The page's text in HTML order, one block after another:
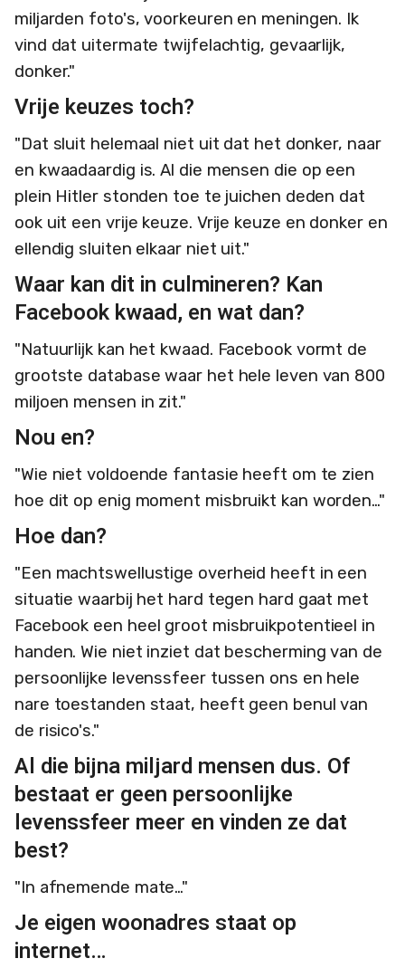
miljarden foto's, voorkeuren en meningen. Ik
vind dat uitermate twijfelachtig, gevaarlijk,
donker."
Vrije keuzes toch?
"Dat sluit helemaal niet uit dat het donker, naar
en kwaadaardig is. Al die mensen die op een
plein Hitler stonden toe te juichen deden dat
ook uit een vrije keuze. Vrije keuze en donker en
ellendig sluiten elkaar niet uit."
Waar kan dit in culmineren? Kan
Facebook kwaad, en wat dan?
"Natuurlijk kan het kwaad. Facebook vormt de
grootste database waar het hele leven van 800
miljoen mensen in zit."
Nou en?
"Wie niet voldoende fantasie heeft om te zien
hoe dit op enig moment misbruikt kan worden…"
Hoe dan?
"Een machtswellustige overheid heeft in een
situatie waarbij het hard tegen hard gaat met
Facebook een heel groot misbruikpotentieel in
handen. Wie niet inziet dat bescherming van de
persoonlijke levenssfeer tussen ons en hele
nare toestanden staat, heeft geen benul van
de risico's."
Al die bijna miljard mensen dus. Of
bestaat er geen persoonlijke
levenssfeer meer en vinden ze dat
best?
"In afnemende mate…"
Je eigen woonadres staat op
internet…